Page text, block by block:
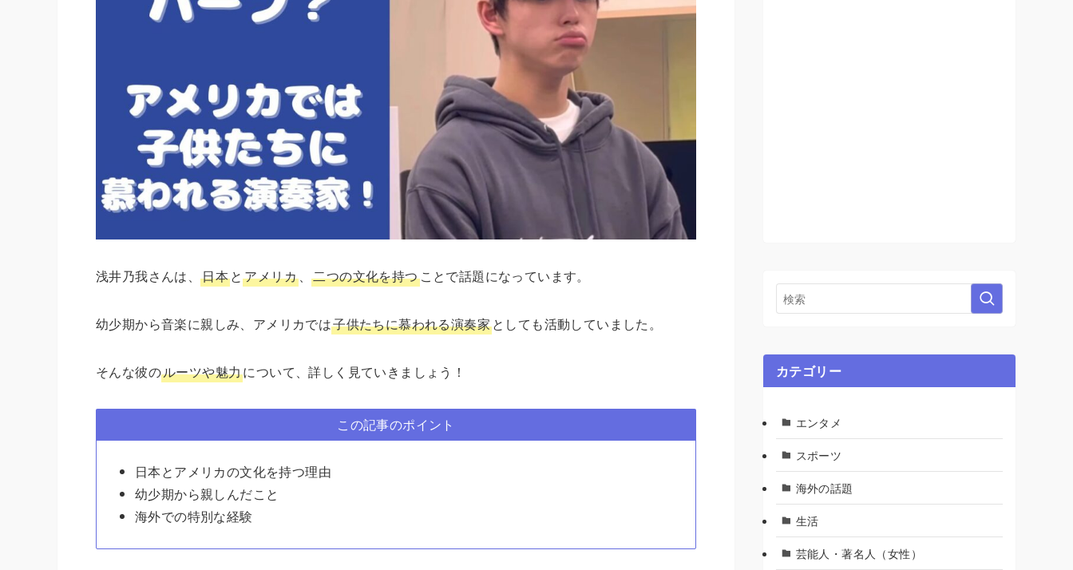
浅井乃我さんは、日本とアメリカ、二つの文化を持つことで話題になっています。
幼少期から音楽に親しみ、アメリカでは子供たちに慕われる演奏家としても活動していました。
そんな彼のルーツや魅力について、詳しく見ていきましょう！
この記事のポイント
日本とアメリカの文化を持つ理由
幼少期から親しんだこと
海外での特別な経験
カテゴリー
エンタメ
スポーツ
海外の話題
生活
芸能人・著名人（女性）